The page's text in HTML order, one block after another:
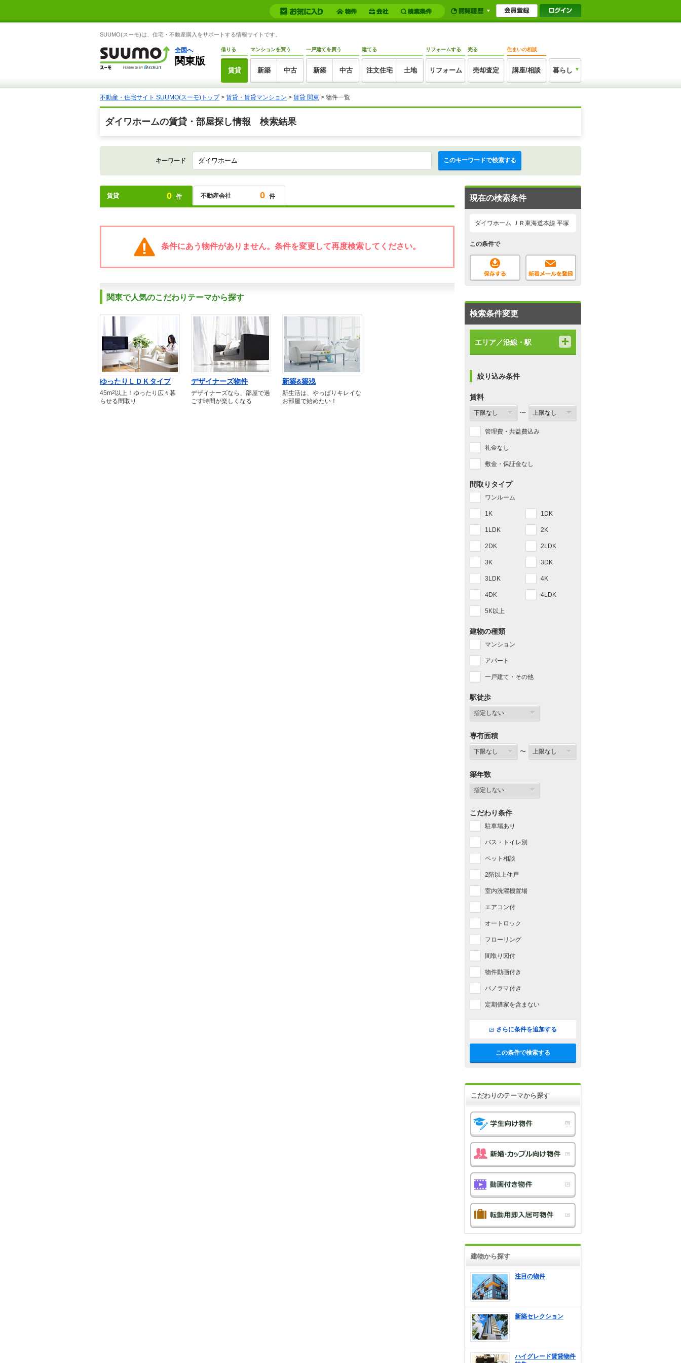
SUUMO(スーモ)は、住宅・不動産購入をサポートする情報サイトです。
全国へ
関東版
借りる
賃貸
マンションを買う
新築 中古
一戸建てを買う
新築 中古
建てる
注文住宅 土地
リフォームする
リフォーム
売る
売却査定
住まいの相談
講座/相談 暮らし
不動産・住宅サイト SUUMO(スーモ)トップ> 賃貸・賃貸マンション > 賃貸 関東 > 物件一覧
ダイワホームの賃貸・部屋探し情報 検索結果
キーワード このキーワードで検索する
賃貸 0 件 不動産会社 0 件
条件にあう物件がありません。条件を変更して再度検索してください。
関東で人気のこだわりテーマから探す
ゆったりＬＤＫタイプ
45m2 以上！ゆったり広々暮
らせる間取り
デザイナーズ物件
デザイナーズなら、部屋で過
ごす時間が楽しくなる
新築&築浅
新生活は、やっぱりキレイな
お部屋で始めたい！
現在の検索条件
ダイワホーム ＪＲ東海道本線 平塚
この条件で
検索条件変更
エリア／沿線・駅
絞り込み条件
賃料
〜
管理費・共益費込み
礼金なし
敷金・保証金なし
間取りタイプ
ワンルーム
1K 1DK
1LDK 2K
2DK 2LDK
3K 3DK
3LDK 4K
4DK 4LDK
5K以上
建物の種類
マンション
アパート
一戸建て・その他
駅徒歩
専有面積
〜
築年数
こだわり条件
駐車場あり
バス・トイレ別
ペット相談
2階以上住戸
室内洗濯機置場
エアコン付
オートロック
フローリング
間取り図付
物件動画付き
パノラマ付き
定期借家を含まない
さらに条件を追加する
この条件で検索する
こだわりのテーマから探す
建物から探す
注目の物件
新築セレクション
ハイグレード賃貸物件